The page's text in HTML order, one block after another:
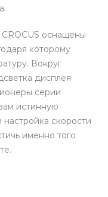
оснащены
которому
Вокруг
дисплея
серии
истинную
скорости
именно того